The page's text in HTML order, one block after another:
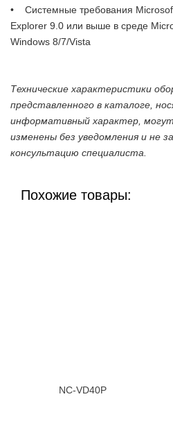
• Системные требования
Explorer 9.0 или выше в среде
Windows 8/7/Vista
Технические характеристики
представленного в каталоге,
информативный характер,
изменены без уведомления и не
консультацию специалиста.
Похожие товары:
NC-VD40P